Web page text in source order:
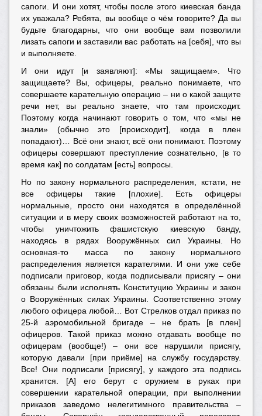
сапоги. И они хотят, чтобы после этого киевская банда
их уважала? Ребята, вы вообще о чём говорите? Да вы
будьте благодарны, что они вообще вам позволили
лизать сапоги и заставили вас работать на [себя], что вы
и выполняете.
И они идут [и заявляют]: «Мы защищаем». Что
защищаете? Вы, офицеры, реально понимаете, что
совершаете карательную операцию – ни о какой защите
речи нет, вы реально знаете, что там происходит.
Поэтому когда начинают говорить о том, что «мы не
знали» (обычно это [происходит], когда в плен
попадают)… Всё они знают, всё они понимают. Поэтому
офицеры совершают преступление сознательно, [в то
время как] по солдатам [есть] вопросы.
Но по закону нормального распределения, кстати, не
все офицеры такие [плохие]. Есть офицеры
нормальные, просто они находятся в определённой
ситуации и в меру своих возможностей работают на то,
чтобы уничтожить фашистскую киевскую банду,
находясь в рядах Вооружённых сил Украины. Но
основная-то масса по закону нормального
распределения является карателями. И они уже себе
подписали приговор, когда подписывали присягу – они
обязаны были исполнять Конституцию Украины и закон
о Вооружённых силах Украины. Соответственно этому
любого офицера любой… Вот Стрелков отдал приказ по
25-й аэромобильной бригаде – не брать [в плен]
офицеров. Такой приказ можно отдавать вообще по
офицерам (вообще!) – они все нарушили присягу,
которую давали [при приёме] на службу государству.
Все! Они подписали [присягу], у каждого эта подпись
хранится. [А] его берут с оружием в руках при
совершении карательной операции, при выполнении
приказов заведомо нелегитимного правительства –